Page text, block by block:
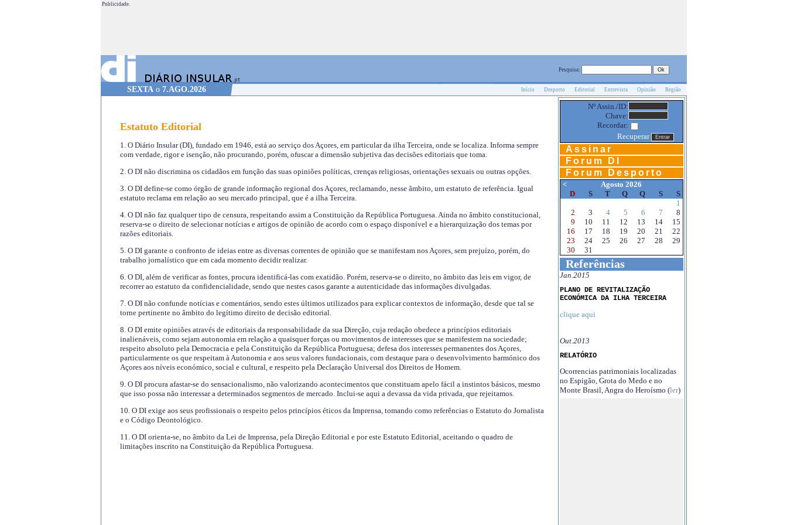
Publicidade.
Pesquisa:
SEXTAo 7.AGO.2026 Início Desporto Editorial Entrevista Opinião Região
Estatuto Editorial
1. O Diário Insular (DI), fundado em 1946, está ao serviço dos Açores, em particular da ilha Terceira, onde se localiza. Informa sempre
com verdade, rigor e isenção, não procurando, porém, ofuscar a dimensão subjetiva das decisões editoriais que toma.
2. O DI não discrimina os cidadãos em função das suas opiniões políticas, crenças religiosas, orientações sexuais ou outras opções.
3. O DI define-se como órgão de grande informação regional dos Açores, reclamando, nesse âmbito, um estatuto de referência. Igual
estatuto reclama em relação ao seu mercado principal, que é a ilha Terceira.
4. O DI não faz qualquer tipo de censura, respeitando assim a Constituição da República Portuguesa. Ainda no âmbito constitucional,
reserva-se o direito de selecionar notícias e artigos de opinião de acordo com o espaço disponível e a hierarquização dos temas por
razões editoriais.
5. O DI garante o confronto de ideias entre as diversas correntes de opinião que se manifestam nos Açores, sem prejuízo, porém, do
trabalho jornalístico que em cada momento decidir realizar.
6. O DI, além de verificar as fontes, procura identificá-las com exatidão. Porém, reserva-se o direito, no âmbito das leis em vigor, de
recorrer ao estatuto da confidencialidade, sendo que nestes casos garante a autenticidade das informações divulgadas.
7. O DI não confunde notícias e comentários, sendo estes últimos utilizados para explicar contextos de informação, desde que tal se
torne pertinente no âmbito do legítimo direito de decisão editorial.
8. O DI emite opiniões através de editoriais da responsabilidade da sua Direção, cuja redação obedece a princípios editoriais
inalienáveis, como sejam autonomia em relação a quaisquer forças ou movimentos de interesses que se manifestem na sociedade;
respeito absoluto pela Democracia e pela Constituição da República Portuguesa; defesa dos interesses permanentes dos Açores,
particularmente os que respeitam à Autonomia e aos seus valores fundacionais, com destaque para o desenvolvimento harmónico dos
Açores aos níveis económico, social e cultural, e respeito pela Declaração Universal dos Direitos de Homem.
9. O DI procura afastar-se do sensacionalismo, não valorizando acontecimentos que constituam apelo fácil a instintos básicos, mesmo
que isso possa não interessar a determinados segmentos de mercado. Inclui-se aqui a devassa da vida privada, que rejeitamos.
10. O DI exige aos seus profissionais o respeito pelos princípios éticos da Imprensa, tomando como referências o Estatuto do Jornalista
e o Código Deontológico.
11. O DI orienta-se, no âmbito da Lei de Imprensa, pela Direção Editorial e por este Estatuto Editorial, aceitando o quadro de
limitações inscrito na Constituição da República Portuguesa.
Nº Assin./ID:
Chave:
Recordar:
Recuperar
Assinar
Forum DI
Forum Desporto
<
Agosto 2026
D
S T Q Q S
S
1
2
3 4 5 6 7
8
9
10 11 12 13 14
15
16
17 18 19 20 21
22
23
24 25 26 27 28
29
30
31
Referências
Jan.2015
PLANO DE REVITALIZAÇÃO
ECONÓMICA DA ILHA TERCEIRA
clique aqui
Out.2013
RELATÓRIO
Ocorrencias patrimoniais localizadas
no Espigão, Grota do Medo e no
Monte Brasil, Angra do Heroísmo (ler)